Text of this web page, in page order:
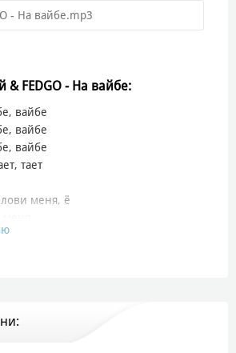
- На вайбе.mp3
& FEDGO - На вайбе:
вайбе
вайбе
вайбе
тает
меня, ё
вайбе
запах района